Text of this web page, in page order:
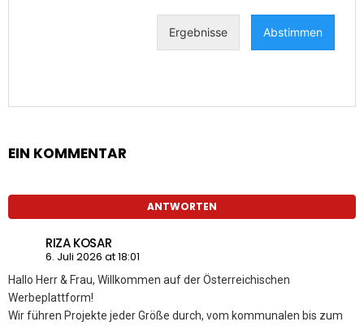
EIN KOMMENTAR
ANTWORTEN
RIZA KOSAR
6. Juli 2026 at 18:01
Hallo Herr & Frau, Willkommen auf der Österreichischen
Werbeplattform!
Wir führen Projekte jeder Größe durch, vom kommunalen bis zum